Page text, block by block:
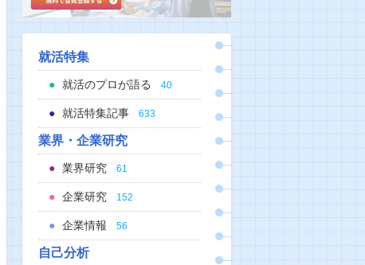
就活特集
就活のプロが語る 40
就活特集記事 633
業界・企業研究
業界研究 61
企業研究 152
企業情報 56
自己分析